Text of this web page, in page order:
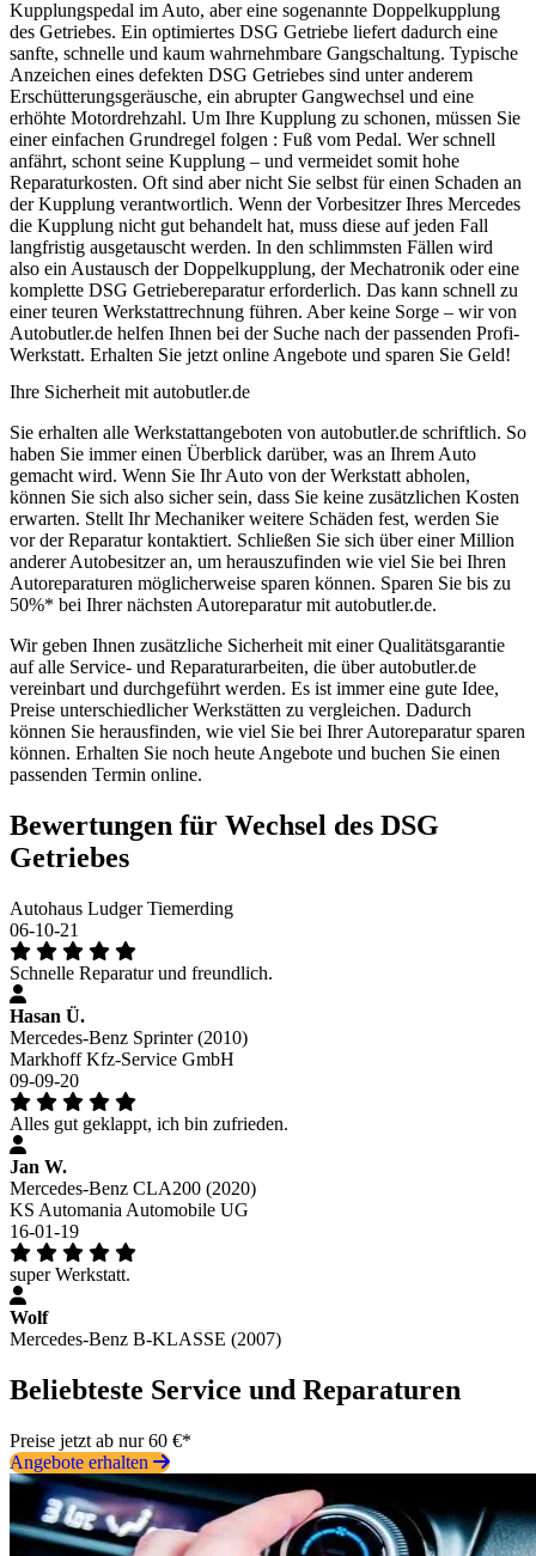
Kupplungspedal im Auto, aber eine sogenannte Doppelkupplung
des Getriebes. Ein optimiertes DSG Getriebe liefert dadurch eine
sanfte, schnelle und kaum wahrnehmbare Gangschaltung. Typische
Anzeichen eines defekten DSG Getriebes sind unter anderem
Erschütterungsgeräusche, ein abrupter Gangwechsel und eine
erhöhte Motordrehzahl. Um Ihre Kupplung zu schonen, müssen Sie
einer einfachen Grundregel folgen : Fuß vom Pedal. Wer schnell
anfährt, schont seine Kupplung – und vermeidet somit hohe
Reparaturkosten. Oft sind aber nicht Sie selbst für einen Schaden an
der Kupplung verantwortlich. Wenn der Vorbesitzer Ihres Mercedes
die Kupplung nicht gut behandelt hat, muss diese auf jeden Fall
langfristig ausgetauscht werden. In den schlimmsten Fällen wird
also ein Austausch der Doppelkupplung, der Mechatronik oder eine
komplette DSG Getriebereparatur erforderlich. Das kann schnell zu
einer teuren Werkstattrechnung führen. Aber keine Sorge – wir von
Autobutler.de helfen Ihnen bei der Suche nach der passenden Profi-
Werkstatt. Erhalten Sie jetzt online Angebote und sparen Sie Geld!
Ihre Sicherheit mit autobutler.de
Sie erhalten alle Werkstattangeboten von autobutler.de schriftlich. So
haben Sie immer einen Überblick darüber, was an Ihrem Auto
gemacht wird. Wenn Sie Ihr Auto von der Werkstatt abholen,
können Sie sich also sicher sein, dass Sie keine zusätzlichen Kosten
erwarten. Stellt Ihr Mechaniker weitere Schäden fest, werden Sie
vor der Reparatur kontaktiert. Schließen Sie sich über einer Million
anderer Autobesitzer an, um herauszufinden wie viel Sie bei Ihren
Autoreparaturen möglicherweise sparen können. Sparen Sie bis zu
50%* bei Ihrer nächsten Autoreparatur mit autobutler.de.
Wir geben Ihnen zusätzliche Sicherheit mit einer Qualitätsgarantie
auf alle Service- und Reparaturarbeiten, die über autobutler.de
vereinbart und durchgeführt werden. Es ist immer eine gute Idee,
Preise unterschiedlicher Werkstätten zu vergleichen. Dadurch
können Sie herausfinden, wie viel Sie bei Ihrer Autoreparatur sparen
können. Erhalten Sie noch heute Angebote und buchen Sie einen
passenden Termin online.
Bewertungen für Wechsel des DSG
Getriebes
Autohaus Ludger Tiemerding
06-10-21
Schnelle Reparatur und freundlich.
Hasan Ü.
Mercedes-Benz Sprinter (2010)
Markhoff Kfz-Service GmbH
09-09-20
Alles gut geklappt, ich bin zufrieden.
Jan W.
Mercedes-Benz CLA200 (2020)
KS Automania Automobile UG
16-01-19
super Werkstatt.
Wolf
Mercedes-Benz B-KLASSE (2007)
Beliebteste Service und Reparaturen
Preise jetzt ab nur 60 €*
Angebote erhalten